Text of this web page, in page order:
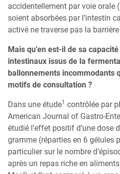
accidentellement par voie orale
soient absorbées par l’intestin
activé ne traverse pas la
Mais qu’en est-il de sa
intestinaux issus de la
ballonnements incommodants
motifs de consultation ?
Dans une étude1 contrôlée par
American Journal of Gastro-
étudié l’effet positif d’une dose
gramme (réparties en 6 gélules
particulier sur le nombre
après un repas riche en